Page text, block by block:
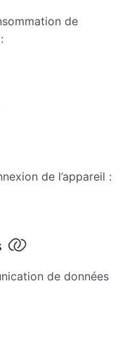
de
de l’appareil :
de données